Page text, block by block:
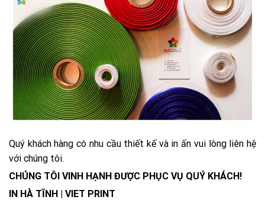
Quý khách hàng có nhu cầu thiết kế và in ấn vui lòng liên hệ
với chúng tôi.
CHÚNG TÔI VINH HẠNH ĐƯỢC PHỤC VỤ QUÝ KHÁCH!
IN HÀ TĨNH | VIET PRINT